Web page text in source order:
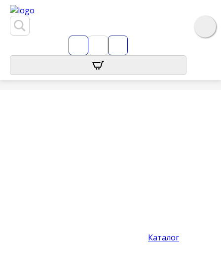
Каталог